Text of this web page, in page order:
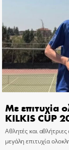
Με επιτυχία
KILKIS CUP
Αθλητές και
μεγάλη επιτυχία